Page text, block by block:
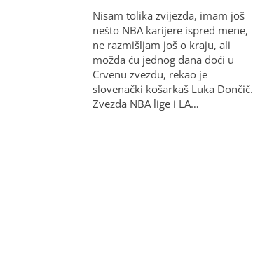
Nisam tolika zvijezda, imam još
nešto NBA karijere ispred mene,
ne razmišljam još o kraju, ali
možda ću jednog dana doći u
Crvenu zvezdu, rekao je
slovenački košarkaš Luka Dončič.
Zvezda NBA lige i LA…